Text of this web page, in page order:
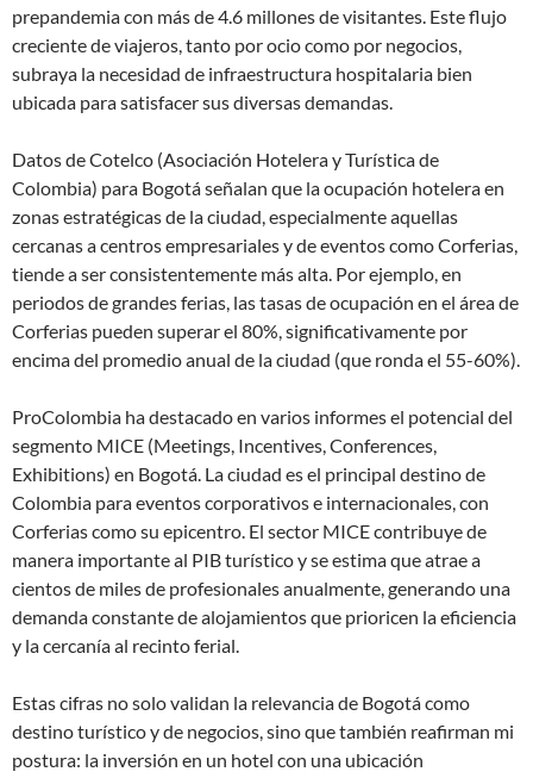
prepandemia con más de 4.6 millones de visitantes. Este flujo
creciente de viajeros, tanto por ocio como por negocios,
subraya la necesidad de infraestructura hospitalaria bien
ubicada para satisfacer sus diversas demandas.
Datos de Cotelco (Asociación Hotelera y Turística de
Colombia) para Bogotá señalan que la ocupación hotelera en
zonas estratégicas de la ciudad, especialmente aquellas
cercanas a centros empresariales y de eventos como Corferias,
tiende a ser consistentemente más alta. Por ejemplo, en
periodos de grandes ferias, las tasas de ocupación en el área de
Corferias pueden superar el 80%, significativamente por
encima del promedio anual de la ciudad (que ronda el 55-60%).
ProColombia ha destacado en varios informes el potencial del
segmento MICE (Meetings, Incentives, Conferences,
Exhibitions) en Bogotá. La ciudad es el principal destino de
Colombia para eventos corporativos e internacionales, con
Corferias como su epicentro. El sector MICE contribuye de
manera importante al PIB turístico y se estima que atrae a
cientos de miles de profesionales anualmente, generando una
demanda constante de alojamientos que prioricen la eficiencia
y la cercanía al recinto ferial.
Estas cifras no solo validan la relevancia de Bogotá como
destino turístico y de negocios, sino que también reafirman mi
postura: la inversión en un hotel con una ubicación